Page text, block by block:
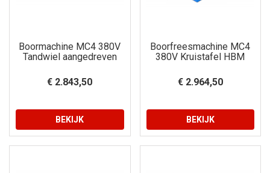
Boormachine MC4 380V
Tandwiel aangedreven
€ 2.843,50
BEKIJK
Boorfreesmachine MC4
380V Kruistafel HBM
€ 2.964,50
BEKIJK